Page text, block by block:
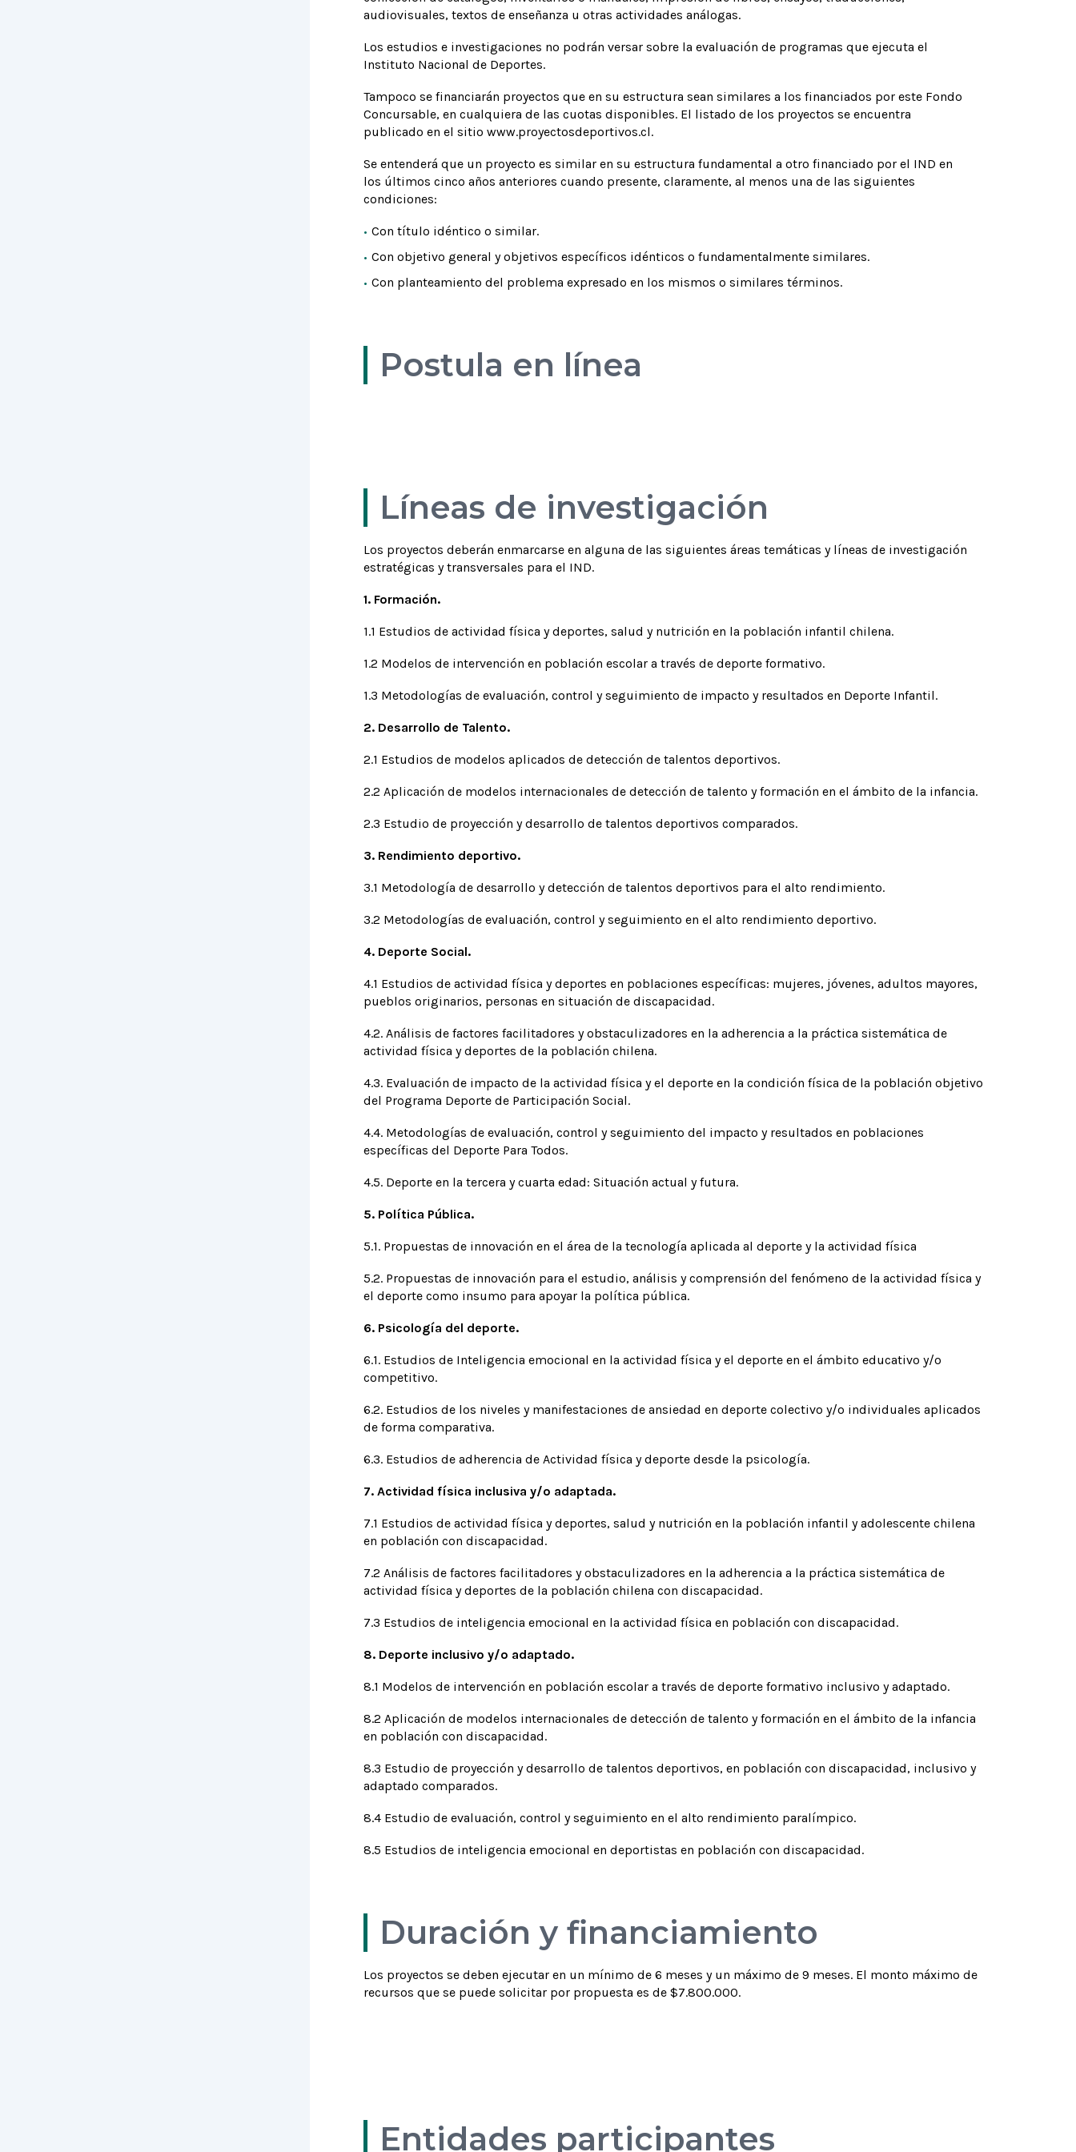
audiovisuales, textos de enseñanza u otras actividades análogas.
Los estudios e investigaciones no podrán versar sobre la evaluación de programas que ejecuta el
Instituto Nacional de Deportes.
Tampoco se financiarán proyectos que en su estructura sean similares a los financiados por este Fondo
Concursable, en cualquiera de las cuotas disponibles. El listado de los proyectos se encuentra
publicado en el sitio www.proyectosdeportivos.cl.
Se entenderá que un proyecto es similar en su estructura fundamental a otro financiado por el IND en
los últimos cinco años anteriores cuando presente, claramente, al menos una de las siguientes
condiciones:
Con título idéntico o similar.
Con objetivo general y objetivos específicos idénticos o fundamentalmente similares.
Con planteamiento del problema expresado en los mismos o similares términos.
Postula en línea
Bases del
concurso
Carta apoyo
Decano
Líneas de investigación
Los proyectos deberán enmarcarse en alguna de las siguientes áreas temáticas y líneas de investigación
estratégicas y transversales para el IND.
1. Formación.
1.1 Estudios de actividad física y deportes, salud y nutrición en la población infantil chilena.
1.2 Modelos de intervención en población escolar a través de deporte formativo.
1.3 Metodologías de evaluación, control y seguimiento de impacto y resultados en Deporte Infantil.
2. Desarrollo de Talento.
2.1 Estudios de modelos aplicados de detección de talentos deportivos.
2.2 Aplicación de modelos internacionales de detección de talento y formación en el ámbito de la infancia.
2.3 Estudio de proyección y desarrollo de talentos deportivos comparados.
3. Rendimiento deportivo.
3.1 Metodología de desarrollo y detección de talentos deportivos para el alto rendimiento.
3.2 Metodologías de evaluación, control y seguimiento en el alto rendimiento deportivo.
4. Deporte Social.
4.1 Estudios de actividad física y deportes en poblaciones específicas: mujeres, jóvenes, adultos mayores,
pueblos originarios, personas en situación de discapacidad.
4.2. Análisis de factores facilitadores y obstaculizadores en la adherencia a la práctica sistemática de
actividad física y deportes de la población chilena.
4.3. Evaluación de impacto de la actividad física y el deporte en la condición física de la población objetivo
del Programa Deporte de Participación Social.
4.4. Metodologías de evaluación, control y seguimiento del impacto y resultados en poblaciones
específicas del Deporte Para Todos.
4.5. Deporte en la tercera y cuarta edad: Situación actual y futura.
5. Política Pública.
5.1. Propuestas de innovación en el área de la tecnología aplicada al deporte y la actividad física
5.2. Propuestas de innovación para el estudio, análisis y comprensión del fenómeno de la actividad física y
el deporte como insumo para apoyar la política pública.
6. Psicología del deporte.
6.1. Estudios de Inteligencia emocional en la actividad física y el deporte en el ámbito educativo y/o
competitivo.
6.2. Estudios de los niveles y manifestaciones de ansiedad en deporte colectivo y/o individuales aplicados
de forma comparativa.
6.3. Estudios de adherencia de Actividad física y deporte desde la psicología.
7. Actividad física inclusiva y/o adaptada.
7.1 Estudios de actividad física y deportes, salud y nutrición en la población infantil y adolescente chilena
en población con discapacidad.
7.2 Análisis de factores facilitadores y obstaculizadores en la adherencia a la práctica sistemática de
actividad física y deportes de la población chilena con discapacidad.
7.3 Estudios de inteligencia emocional en la actividad física en población con discapacidad.
8. Deporte inclusivo y/o adaptado.
8.1 Modelos de intervención en población escolar a través de deporte formativo inclusivo y adaptado.
8.2 Aplicación de modelos internacionales de detección de talento y formación en el ámbito de la infancia
en población con discapacidad.
8.3 Estudio de proyección y desarrollo de talentos deportivos, en población con discapacidad, inclusivo y
adaptado comparados.
8.4 Estudio de evaluación, control y seguimiento en el alto rendimiento paralímpico.
8.5 Estudios de inteligencia emocional en deportistas en población con discapacidad.
Duración y financiamiento
Los proyectos se deben ejecutar en un mínimo de 6 meses y un máximo de 9 meses. El monto máximo de
recursos que se puede solicitar por propuesta es de$7.800.000.
Entidades participantes